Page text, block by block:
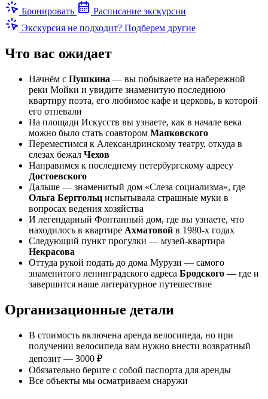
Бронировать
Расписание экскурсии
Экскурсия не подходит? Подберем другие
Что вас ожидает
Начнём с Пушкина — вы побываете на набережной
реки Мойки и увидите знаменитую последнюю
квартиру поэта, его любимое кафе и церковь, в которой
его отпевали
На площади Искусств вы узнаете, как в начале века
можно было стать соавтором Маяковского
Переместимся к Александринскому театру, откуда в
слезах бежал Чехов
Направимся к последнему петербургскому адресу
Достоевского
Дальше — знаменитый дом «Слеза социализма», где
Ольга Берггольц испытывала страшные муки в
вопросах ведения хозяйства
И легендарный Фонтанный дом, где вы узнаете, что
находилось в квартире Ахматовой в 1980-х годах
Следующий пункт прогулки — музей-квартира
Некрасова
Оттуда рукой подать до дома Мурузи — самого
знаменитого ленинградского адреса Бродского — где и
завершится наше литературное путешествие
Организационные детали
В стоимость включена аренда велосипеда, но при
получении велосипеда вам нужно внести возвратный
депозит — 3000 ₽
Обязательно берите с собой паспорта для аренды
Все объекты мы осматриваем снаружи